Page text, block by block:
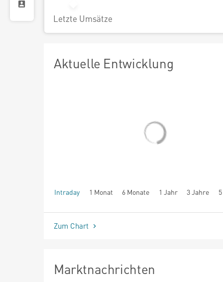
Letzte Umsätze
Aktuelle Entwicklung
Intraday 1 Monat 6 Monate 1 Jahr 3 Jahre
seit Beginn
Zum Chart
Marktnachrichten